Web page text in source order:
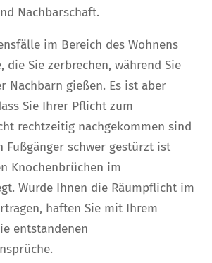
Nachbarschaft.
im Bereich des Wohnens
die Sie zerbrechen, während Sie
Nachbarn gießen. Es ist aber
Sie Ihrer Pflicht zum
rechtzeitig nachgekommen sind
Fußgänger schwer gestürzt ist
Knochenbrüchen im
Wurde Ihnen die Räumpflicht im
haften Sie mit Ihrem
entstandenen